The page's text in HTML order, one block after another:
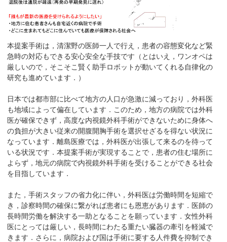
本提案手術は，清潔野の医師一人で行え，患者の容態変化など緊
急時の対応もできる安心安全な手技です（とはいえ，ワンオペは
厳しいので，そこそこ賢く助手ロボットが動いてくれる自律化の
研究も進めています．）
日本では都市部に比べて地方の人口が急激に減っており，外科医
も地域によって偏在しています．このため，地方の病院では外科
医が確保できず，高度な内視鏡外科手術ができないために身体へ
の負担が大きい従来の開腹開胸手術を選択せざるを得ない状況に
なっています．離島医療では，外科医が出張して来るのを待って
いる状況です．本提案手術が実現することで，患者の住む場所に
よらず，地元の病院で内視鏡外科手術を受けることができる社会
を目指しています．
また，手術スタッフの省力化に伴い，外科医は労働時間を短縮で
き，診察時間の確保に繋がれば患者にも恩恵があります．医師の
長時間労働を解決する一助となることを願っています．女性外科
医にとっては厳しい，長時間にわたる重たい臓器の牽引を軽減で
きます．さらに，病院および国は手術に要する人件費を抑制でき